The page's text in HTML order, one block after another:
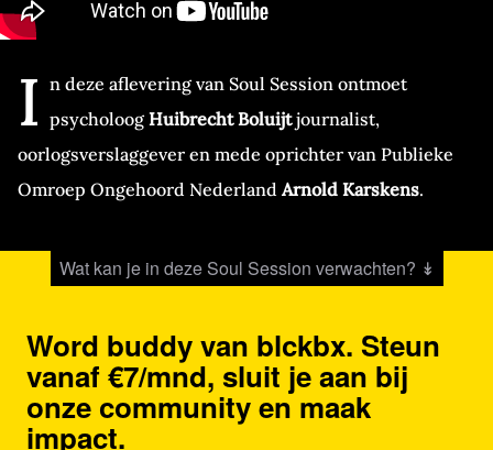
I n deze aflevering van Soul Session ontmoet
psycholoogHuibrecht Boluijtjournalist,
oorlogsverslaggever en mede oprichter van Publieke
Omroep Ongehoord Nederland Arnold Karskens.
Wat kan je in deze Soul Session verwachten? ↡
Word buddy van blckbx. Steun
vanaf €7/mnd, sluit je aan bij
onze community en maak
impact.